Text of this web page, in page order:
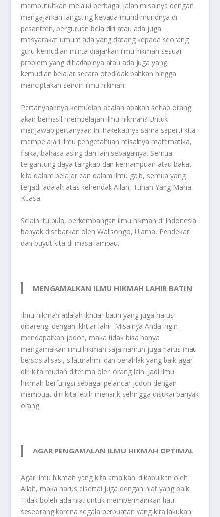
membutuhkan melalui berbagai jalan misalnya dengan
mengajarkan langsung kepada murid-muridnya di
pesantren, perguruan bela diri atau ada juga
masyarakat umum ada yang datang kepada seorang
guru kemudian minta diajarkan ilmu hikmah sesuai
problem yang dihadapinya atau ada juga yang
kemudian belajar secara otodidak bahkan hingga
menciptakan sendiri ilmu hikmah.
Pertanyaannya kemudian adalah apakah setiap orang
akan berhasil mempelajari ilmu hikmah? Untuk
menjawab pertanyaan ini hakekatnya sama seperti kita
mempelajari ilmu pengetahuan misalnya matematika,
fisika, bahasa asing dan lain sebagainya. Semua
tergantung daya tangkap dan kemampuan atau bakat
kita dalam belajar dan dalam ilmu gaib, semua yang
terjadi adalah atas kehendak Allah, Tuhan Yang Maha
Kuasa.
Selain itu pula, perkembangan ilmu hikmah di Indonesia
banyak disebarkan oleh Walisongo, Ulama, Pendekar
dan buyut kita di masa lampau.
MENGAMALKAN ILMU HIKMAH LAHIR BATIN
Ilmu hikmah adalah ikhtiar batin yang juga harus
dibarengi dengan ikhtiar lahir. Misalnya Anda ingin
mendapatkan jodoh, maka tidak bisa hanya
mengamalkan ilmu hikmah saja namun juga harus mau
bersosialisasi, silaturahmi dan berahlak yang baik agar
diri kita mudah diterima oleh orang lain. Jadi ilmu
hikmah berfungsi sebagai pelancar jodoh dengan
membuat diri kita lebih menarik sehingga disukai banyak
orang.
AGAR PENGAMALAN ILMU HIKMAH OPTIMAL
Agar ilmu hikmah yang kita amalkan. dikabulkan oleh
Allah, maka harus disertai Juga dengan niat yang baik.
Tidak boleh ada niat untuk mempermainkan hati
seseorang karena segala perbuatan yang kita lakukan